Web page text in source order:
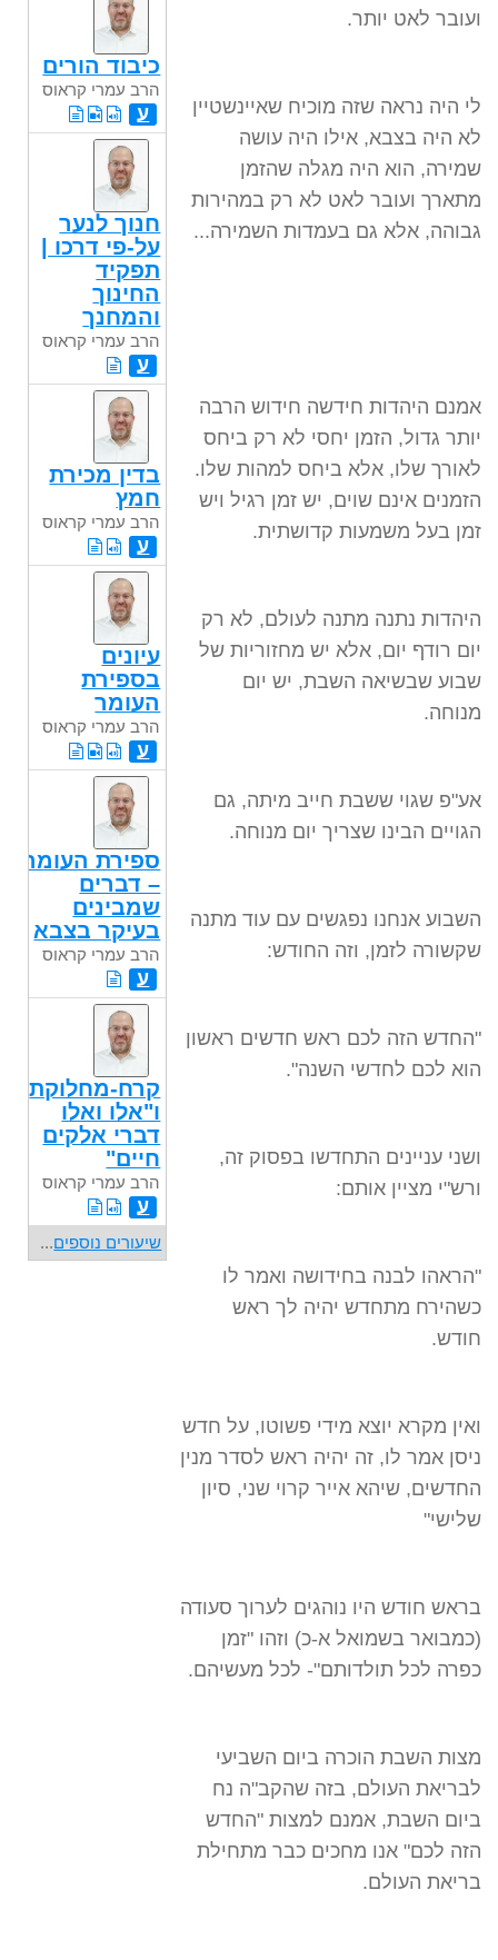
ועובר לאט יותר.
לי היה נראה שזה מוכיח שאיינשטיין
לא היה בצבא, אילו היה עושה
שמירה, הוא היה מגלה שהזמן
מתארך ועובר לאט לא רק במהירות
גבוהה, אלא גם בעמדות השמירה...
אמנם היהדות חידשה חידוש הרבה
יותר גדול, הזמן יחסי לא רק ביחס
לאורך שלו, אלא ביחס למהות שלו.
הזמנים אינם שוים, יש זמן רגיל ויש
זמן בעל משמעות קדושתית.
היהדות נתנה מתנה לעולם, לא רק
יום רודף יום, אלא יש מחזוריות של
שבוע שבשיאה השבת, יש יום
מנוחה.
אע"פ שגוי ששבת חייב מיתה, גם
הגויים הבינו שצריך יום מנוחה.
השבוע אנחנו נפגשים עם עוד מתנה
שקשורה לזמן, וזה החודש:
"החדש הזה לכם ראש חדשים ראשון
הוא לכם לחדשי השנה".
ושני עניינים התחדשו בפסוק זה,
ורש"י מציין אותם:
"הראהו לבנה בחידושה ואמר לו
כשהירח מתחדש יהיה לך ראש
חודש.
ואין מקרא יוצא מידי פשוטו, על חדש
ניסן אמר לו, זה יהיה ראש לסדר מנין
החדשים, שיהא אייר קרוי שני, סיון
שלישי"
בראש חודש היו נוהגים לערוך סעודה
(כמבואר בשמואל א-כ) וזהו "זמן
כפרה לכל תולדותם"- לכל מעשיהם.
מצות השבת הוכרה ביום השביעי
לבריאת העולם, בזה שהקב"ה נח
ביום השבת, אמנם למצות "החדש
הזה לכם" אנו מחכים כבר מתחילת
בריאת העולם.
כיבוד הורים
הרב עמרי קראוס
ע
חנוך לנער
על-פי דרכו |
תפקיד
החינוך
והמחנך
הרב עמרי קראוס
ע
בדין מכירת
חמץ
הרב עמרי קראוס
ע
עיונים
בספירת
העומר
הרב עמרי קראוס
ע
ספירת העומר
– דברים
שמבינים
בעיקר בצבא
הרב עמרי קראוס
ע
קרח-מחלוקת
ו"אלו ואלו
דברי אלקים
חיים"
הרב עמרי קראוס
ע
שיעורים נוספים...